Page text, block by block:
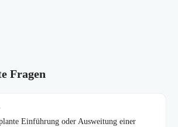
Fragen
Einführung oder Ausweitung einer